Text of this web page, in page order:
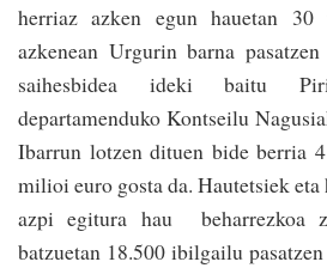
herriaz azken egun hauetan
azkenean Urgurin barna
saihesbidea ideki baitu
departamenduko Kontseilu
Iba­rrun lotzen dituen bide berria
milioi euro gosta da. Hautetsiek
azpi egitura hau beha­rrezkoa
batzuetan 18.500 ibilgailu